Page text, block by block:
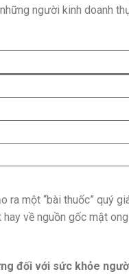
người kinh doanh
ra một “bài thuốc” quý
hay về nguồn gốc mật
đối với sức khỏe